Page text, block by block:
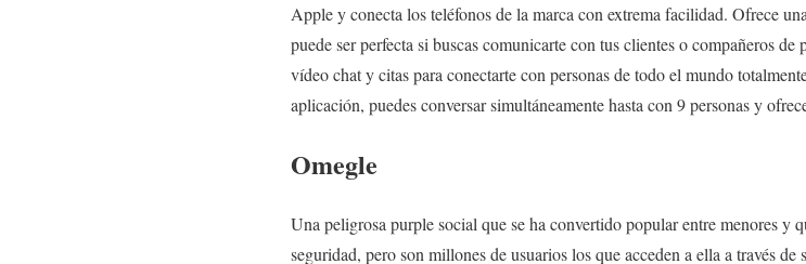
Apple y conecta los teléfonos de la marca con extrema facilidad. Ofrece
puede ser perfecta si buscas comunicarte con tus clientes o compañeros
vídeo chat y citas para conectarte con personas de todo el mundo
aplicación, puedes conversar simultáneamente hasta con 9 personas y
Omegle
Una peligrosa purple social que se ha convertido popular entre menores y
seguridad, pero son millones de usuarios los que acceden a ella a través